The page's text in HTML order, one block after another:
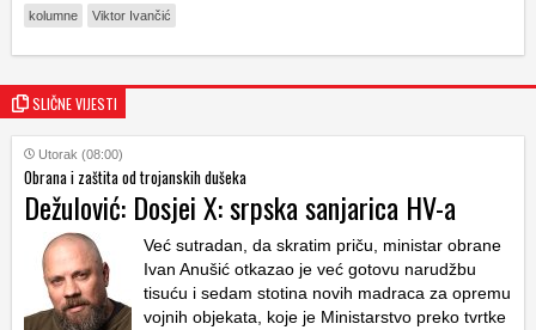
kolumne Viktor Ivančić
SLIČNE VIJESTI
Utorak (08:00)
Obrana i zaštita od trojanskih dušeka
Dežulović: Dosjei X: srpska sanjarica HV-a
Već sutradan, da skratim priču, ministar obrane
Ivan Anušić otkazao je već gotovu narudžbu
tisuću i sedam stotina novih madraca za opremu
vojnih objekata, koje je Ministarstvo preko tvrtke